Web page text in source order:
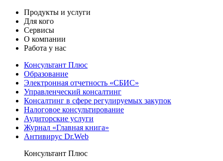
Продукты и услуги
Для кого
Сервисы
О компании
Работа у нас
Консультант Плюс
Образование
Электронная отчетность «СБИС»
Управленческий консалтинг
Консалтинг в сфере регулируемых закупок
Налоговое консультирование
Аудиторские услуги
Журнал «Главная книга»
Антивирус Dr.Web
Консультант Плюс